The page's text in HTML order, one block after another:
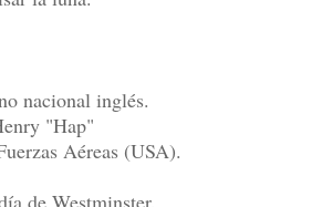
nacional inglés.
"Hap"
Aéreas (USA).
de Westminster.